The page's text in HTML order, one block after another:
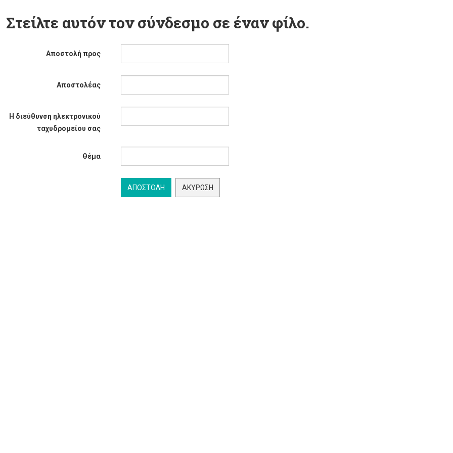
Στείλτε αυτόν τον σύνδεσμο σε έναν φίλο.
Αποστολή προς
Αποστολέας
Η διεύθυνση ηλεκτρονικού
ταχυδρομείου σας
Θέμα
ΑΠΟΣΤΟΛΉ ΑΚΎΡΩΣΗ